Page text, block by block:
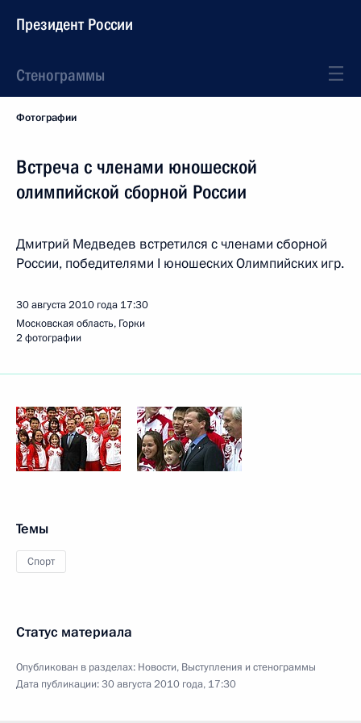
Президент России
Стенограммы
Фотографии
Встреча с членами юношеской
олимпийской сборной России
Дмитрий Медведев встретился с членами сборной
России, победителями I юношеских Олимпийских игр.
30 августа 2010 года 17:30
Московская область, Горки
2 фотографии
Темы
Спорт
Статус материала
Опубликован в разделах: Новости, Выступления и стенограммы
Дата публикации:30 августа 2010 года, 17:30